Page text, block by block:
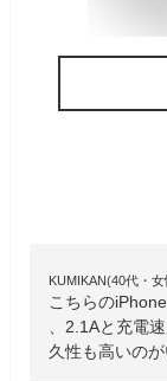
KUMIKAN(40代・女
こちらの
、2.1Aと充電
久性も高いのが